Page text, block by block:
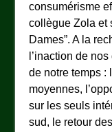
consumérisme
collègue Zola et
Dames”. A la
l’inaction de
de notre temps :
moyennes,
sur les seuls
sud, le retour